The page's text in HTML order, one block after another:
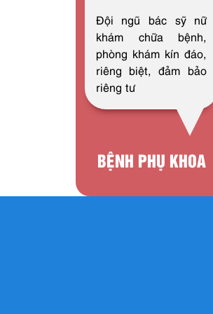
BỆNH PHỤ KHOA
Đội ngũ bác sỹ nữ
khám chữa bệnh,
phòng khám kín đáo,
riêng biệt, đảm bảo
riêng tư